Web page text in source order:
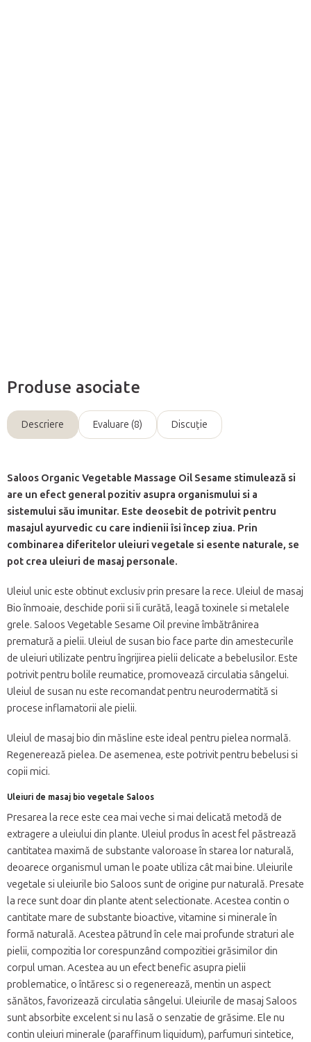
Produse asociate
Descriere Evaluare (8) Discuţie
Saloos Organic Vegetable Massage Oil Sesame stimulează si
are un efect general pozitiv asupra organismului si a
sistemului său imunitar. Este deosebit de potrivit pentru
masajul ayurvedic cu care indienii îsi încep ziua. Prin
combinarea diferitelor uleiuri vegetale si esente naturale, se
pot crea uleiuri de masaj personale.
Uleiul unic este obtinut exclusiv prin presare la rece. Uleiul de masaj
Bio înmoaie, deschide porii si îi curătă, leagă toxinele si metalele
grele. Saloos Vegetable Sesame Oil previne îmbătrânirea
prematură a pielii. Uleiul de susan bio face parte din amestecurile
de uleiuri utilizate pentru îngrijirea pielii delicate a bebelusilor. Este
potrivit pentru bolile reumatice, promovează circulatia sângelui.
Uleiul de susan nu este recomandat pentru neurodermatită si
procese inflamatorii ale pielii.
Uleiul de masaj bio din măsline este ideal pentru pielea normală.
Regenerează pielea. De asemenea, este potrivit pentru bebelusi si
copii mici.
Uleiuri de masaj bio vegetale Saloos
Presarea la rece este cea mai veche si mai delicată metodă de
extragere a uleiului din plante. Uleiul produs în acest fel păstrează
cantitatea maximă de substante valoroase în starea lor naturală,
deoarece organismul uman le poate utiliza cât mai bine. Uleiurile
vegetale si uleiurile bio Saloos sunt de origine pur naturală. Presate
la rece sunt doar din plante atent selectionate. Acestea contin o
cantitate mare de substante bioactive, vitamine si minerale în
formă naturală. Acestea pătrund în cele mai profunde straturi ale
pielii, compozitia lor corespunzând compozitiei grăsimilor din
corpul uman. Acestea au un efect benefic asupra pielii
problematice, o întăresc si o regenerează, mentin un aspect
sănătos, favorizează circulatia sângelui. Uleiurile de masaj Saloos
sunt absorbite excelent si nu lasă o senzatie de grăsime. Ele nu
contin uleiuri minerale (paraffinum liquidum), parfumuri sintetice,